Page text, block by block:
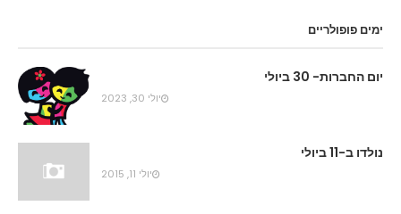
ימים פופולריים
יום החברות- 30 ביולי
יולי 30, 2023
נולדו ב-11 ביולי
יולי 11, 2015